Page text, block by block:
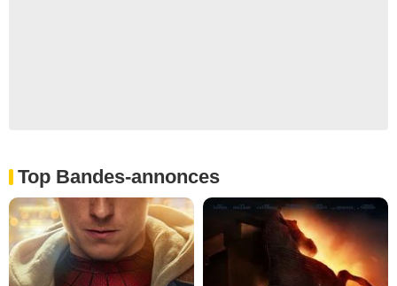
Top Bandes-annonces